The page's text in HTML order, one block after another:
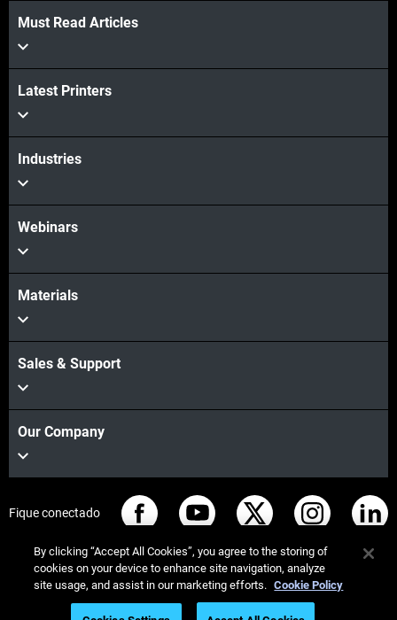
Must Read Articles
Latest Printers
Industries
Webinars
Materials
Sales & Support
Our Company
Fique conectado
© Stratasys 2026 Informação legal Política de privacidade
By clicking “Accept All Cookies”, you agree to the storing of
cookies on your device to enhance site navigation, analyze
site usage, and assist in our marketing efforts. Cookie Policy